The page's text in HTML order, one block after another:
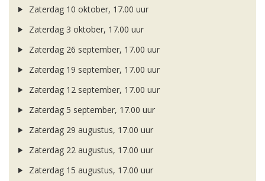
Zaterdag 10 oktober, 17.00 uur
Zaterdag 3 oktober, 17.00 uur
Zaterdag 26 september, 17.00 uur
Zaterdag 19 september, 17.00 uur
Zaterdag 12 september, 17.00 uur
Zaterdag 5 september, 17.00 uur
Zaterdag 29 augustus, 17.00 uur
Zaterdag 22 augustus, 17.00 uur
Zaterdag 15 augustus, 17.00 uur